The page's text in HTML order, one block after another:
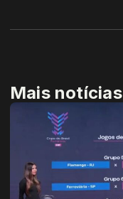
Mais notícias